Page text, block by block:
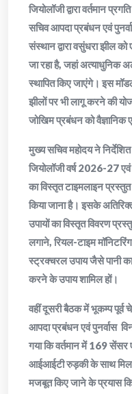
जियोलॉजी द्वारा वर्तमान
सचिव आपदा प्रबंधन एवं
संस्थान द्वारा वसुंधरा झील
जा रहा है, जहां अत्याधुनिक
स्थापित किए जाएंगे। इस
झीलों पर भी लागू करने की
जोखिम प्रबंधन को
मुख्य सचिव महोदय ने
जियोलॉजी वर्ष 2026-27
का विस्तृत टाइमलाइन
किया जाना है। इसके
उपायों का विस्तृत विवरण
लगाने, रियल-टाइम
स्ट्रक्चरल उपाय जैसे पानी
करने के उपाय शामिल हों।
वहीं दूसरी बैठक में भूकम्प पूर्व
आपदा प्रबंधन एवं पुनर्वास
गया कि वर्तमान में 169
आईआईटी रुड़की के साथ
मजबूत किए जाने के प्रयास